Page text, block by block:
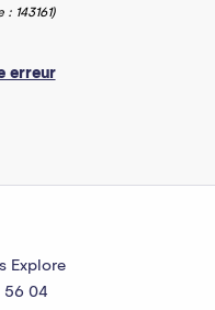
: 143161)
erreur
Explore
56 04